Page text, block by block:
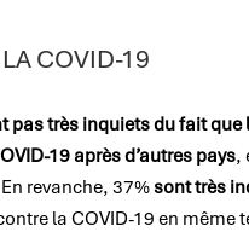
COVID-19
pas très inquiets du fait que
19 après d’autres pays,
revanche, 37%sont très
la COVID-19 en